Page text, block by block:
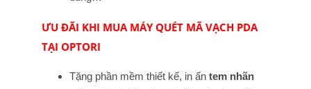
ƯU ĐÃI KHI MUA MÁY QUÉT MÃ VẠCH PDA
TẠI OPTORI
Tặng phần mềm thiết kế, in ấn tem nhãn